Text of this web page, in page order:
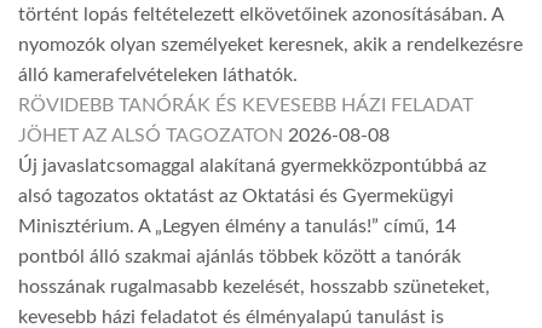
történt lopás feltételezett elkövetőinek azonosításában. A
nyomozók olyan személyeket keresnek, akik a rendelkezésre
álló kamerafelvételeken láthatók.
RÖVIDEBB TANÓRÁK ÉS KEVESEBB HÁZI FELADAT
JÖHET AZ ALSÓ TAGOZATON 2026-08-08
Új javaslatcsomaggal alakítaná gyermekközpontúbbá az
alsó tagozatos oktatást az Oktatási és Gyermekügyi
Minisztérium. A „Legyen élmény a tanulás!” című, 14
pontból álló szakmai ajánlás többek között a tanórák
hosszának rugalmasabb kezelését, hosszabb szüneteket,
kevesebb házi feladatot és élményalapú tanulást is